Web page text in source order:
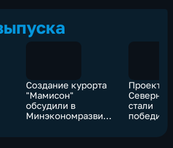
Создание курорта
"Мамисон"
обсудили в
Минэкономразвития
Проекты
стали